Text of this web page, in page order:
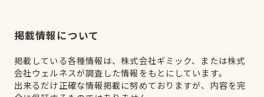
掲載情報について
掲載している各種情報は、株式会社ギミック、または株式
会社ウェルネスが調査した情報をもとにしています。
出来るだけ正確な情報掲載に努めておりますが、内容を完